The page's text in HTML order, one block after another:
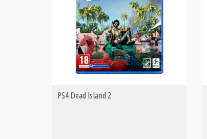
ΑΓΟΡΑ
PS4 Dead Island 2